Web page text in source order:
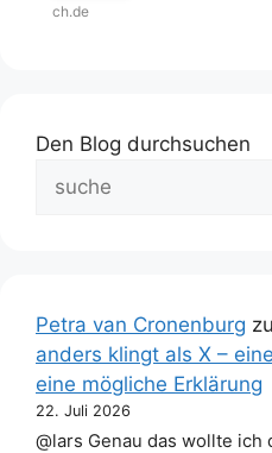
ch.de
Den Blog durchsuchen
Petra van Cronenburg zu
anders klingt als X –
eine mögliche Erklärung
22. Juli 2026
@lars Genau das wollte ich